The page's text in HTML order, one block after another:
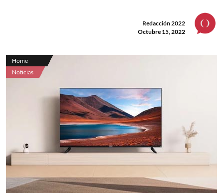
Redacción 2022
Octubre 15, 2022
Home
Noticias